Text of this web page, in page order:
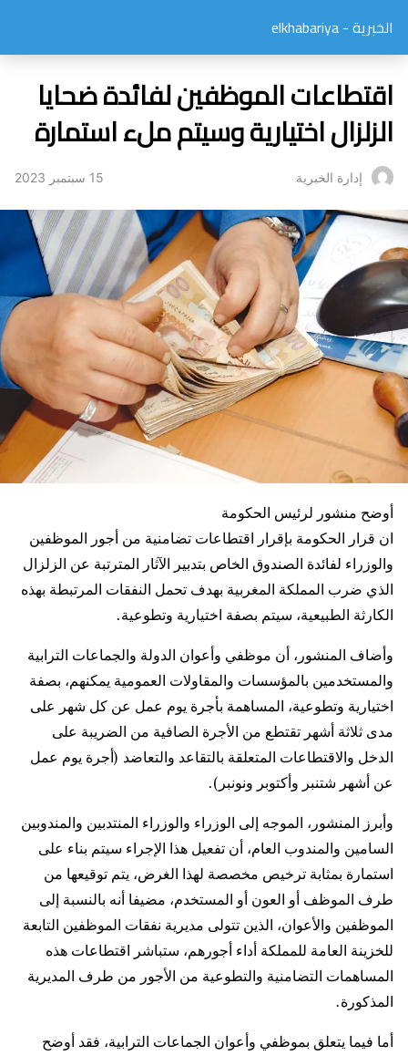
الخبرية - elkhabariya
اقتطاعات الموظفين لفائدة ضحايا
الزلزال اختيارية وسيتم ملء استمارة
إدارة الخبرية 15 سبتمبر 2023
أوضح منشور لرئيس الحكومة
ان قرار الحكومة بإقرار اقتطاعات تضامنية من أجور الموظفين
والوزراء لفائدة الصندوق الخاص بتدبير الآثار المترتبة عن الزلزال
الذي ضرب المملكة المغربية بهدف تحمل النفقات المرتبطة بهذه
الكارثة الطبيعية، سيتم بصفة اختيارية وتطوعية.
وأضاف المنشور، أن موظفي وأعوان الدولة والجماعات الترابية
والمستخدمين بالمؤسسات والمقاولات العمومية يمكنهم، بصفة
اختيارية وتطوعية، المساهمة بأجرة يوم عمل عن كل شهر على
مدى ثلاثة أشهر تقتطع من الأجرة الصافية من الضريبة على
الدخل والاقتطاعات المتعلقة بالتقاعد والتعاضد (أجرة يوم عمل
عن أشهر شتنبر وأكتوبر ونونبر).
وأبرز المنشور، الموجه إلى الوزراء والوزراء المنتدبين والمندوبين
السامين والمندوب العام، أن تفعيل هذا الإجراء سيتم بناء على
استمارة بمثابة ترخيص مخصصة لهذا الغرض، يتم توقيعها من
طرف الموظف أو العون أو المستخدم، مضيفا أنه بالنسبة إلى
الموظفين والأعوان، الذين تتولى مديرية نفقات الموظفين التابعة
للخزينة العامة للمملكة أداء أجورهم، ستباشر اقتطاعات هذه
المساهمات التضامنية والتطوعية من الأجور من طرف المديرية
المذكورة.
أما فيما يتعلق بموظفي وأعوان الجماعات الترابية، فقد أوضح